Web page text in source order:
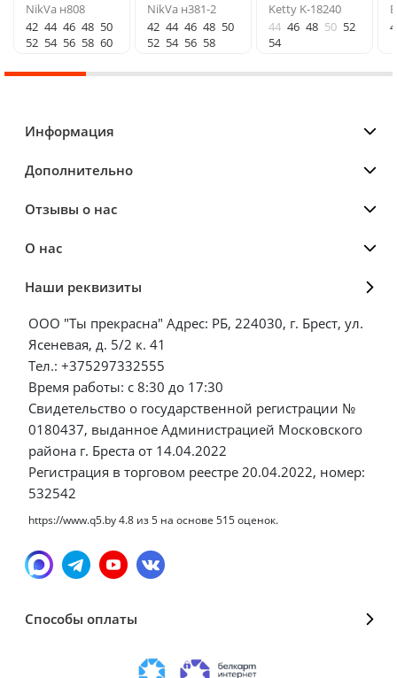
NikVa н808
42 44 46 48 50
52 54 56 58 60
NikVa н381-2
42 44 46 48 50
52 54 56 58
Ketty K-18240
44 46 48 50 52
54
Информация
Дополнительно
Отзывы о нас
О нас
Наши реквизиты
ООО "Ты прекрасна" Адрес: РБ, 224030, г. Брест, ул.
Ясеневая, д. 5/2 к. 41
Тел.: +375297332555
Время работы: с 8:30 до 17:30
Свидетельство о государственной регистрации №
0180437, выданное Администрацией Московского
района г. Бреста от 14.04.2022
Регистрация в торговом реестре 20.04.2022, номер:
532542
https://www.q5.by4.8 из5 на основе 515оценок.
Способы оплаты